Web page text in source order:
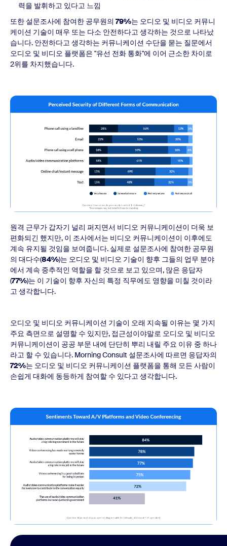
력을 발휘하고 있다고 느낌
또한 설문조사에 참여한 공무원의 79%는 오디오 및 비디오 커뮤니
케이션 기술이 매우 또는 다소 안전하다고 생각하는 것으로 나타났
습니다. 안전하다고 생각하는 커뮤니케이션 수단을 묻는 질문에서
오디오 및 비디오 플랫폼은 "유선 전화 통화"에 이어 근소한 차이로
2위를 차지했습니다.
원격 근무가 갑자기 널리 퍼지면서 비디오 커뮤니케이션이 더욱 보
편화되긴 했지만, 이 조사에서는 비디오 커뮤니케이션이 이후에도
계속 유지될 것임을 보여줍니다. 실제로 설문조사에 참여한 공무원
의 대다수(84%)는 오디오 및 비디오 기술이 향후 그들의 업무 분야
에서 계속 중추적인 역할을 할 것으로 보고 있으며, 많은 응답자
(77%)는 이 기술이 향후 자신의 특정 직무에도 영향을 미칠 것이라
고 생각합니다.
오디오 및 비디오 커뮤니케이션 기술이 오래 지속될 이유는 몇 가지
주요 측면으로 설명할 수 있지만, 접근성이야말로 오디오 및 비디오
커뮤니케이션이 공공 부문 내에 단단히 뿌리 내릴 주요 이유 중 하나
라고 할 수 있습니다. Morning Consult 설문조사에 따르면 응답자의
72%는 오디오 및 비디오 커뮤니케이션 플랫폼을 통해 모든 사람이
손쉽게 대화에 동등하게 참여할 수 있다고 생각합니다.